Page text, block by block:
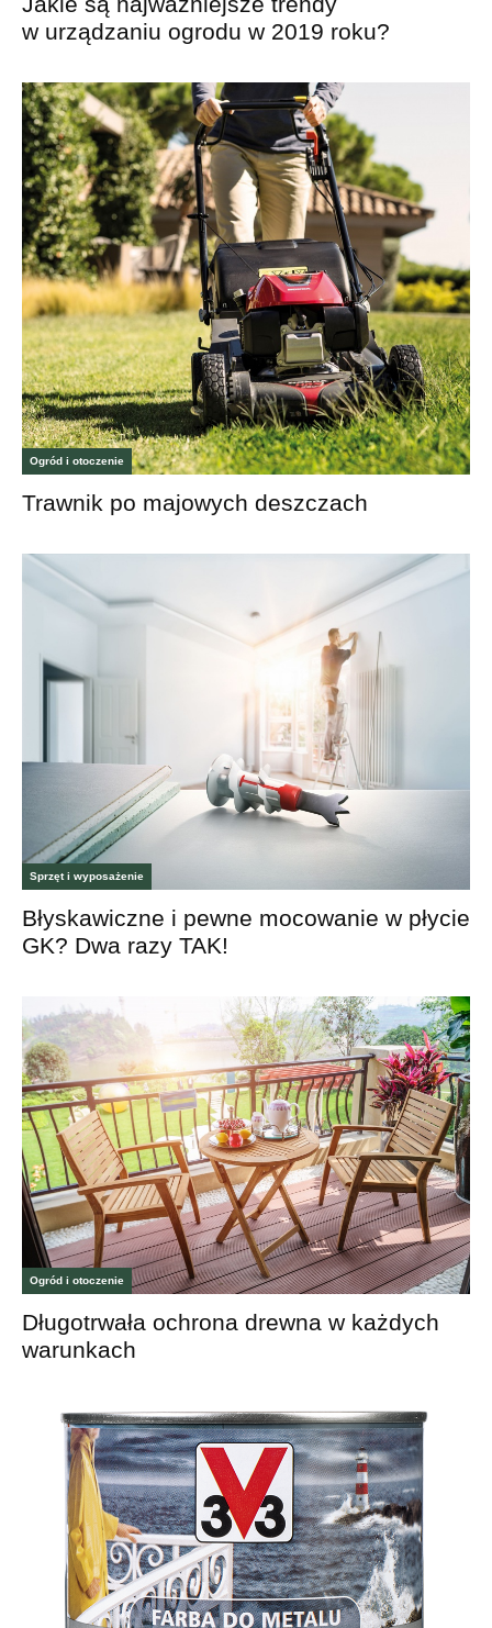
w urządzaniu ogrodu w 2019 roku?
Ogród i otoczenie
Trawnik po majowych deszczach
Sprzęt i wyposażenie
Błyskawiczne i pewne mocowanie w płycie
GK? Dwa razy TAK!
Ogród i otoczenie
Długotrwała ochrona drewna w każdych
warunkach